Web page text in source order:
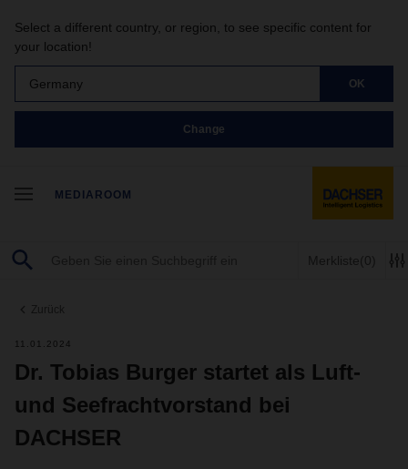
Select a different country, or region, to see specific content for
your location!
Germany OK
Change
MEDIAROOM
Merkliste(0)
Zurück
11.01.2024
Dr. Tobias Burger startet als Luft-
und Seefrachtvorstand bei
DACHSER